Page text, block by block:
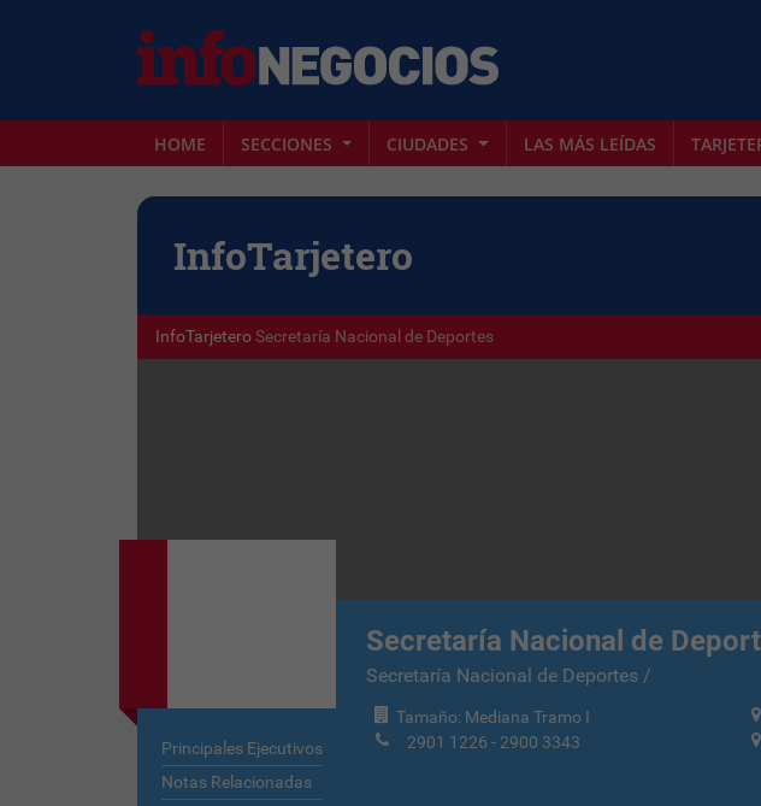
HOME SECCIONES CIUDADES LAS MÁS LEÍDAS
InfoTarjetero
InfoTarjeteroSecretaría Nacional de Deportes
Principales Ejecutivos
Notas Relacionadas
Secretaría Nacional de
Secretaría Nacional de Deportes /
Tamaño: Mediana Tramo I
2901 1226 - 2900 3343